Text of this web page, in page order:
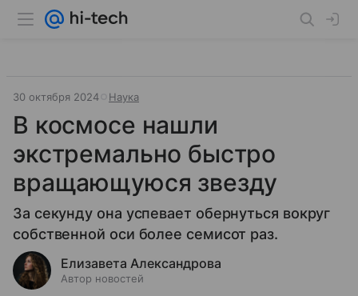
30 октября 2024 Наука
В космосе нашли
экстремально быстро
вращающуюся звезду
За секунду она успевает обернуться вокруг
собственной оси более семисот раз.
Елизавета Александрова
Автор новостей